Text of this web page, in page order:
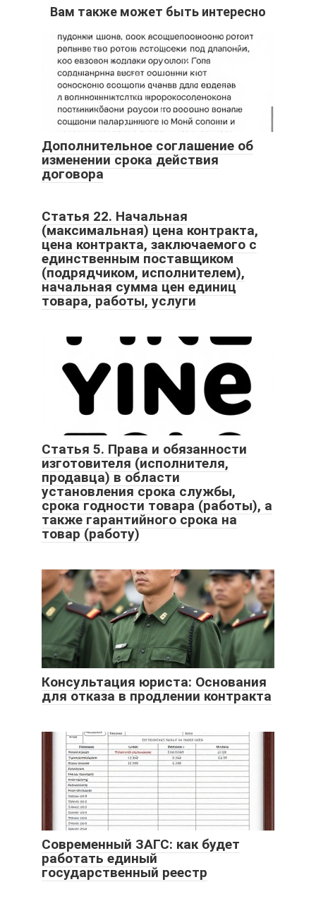
Вам также может быть интересно
Дополнительное соглашение об
изменении срока действия
договора
Статья 22. Начальная
(максимальная) цена контракта,
цена контракта, заключаемого с
единственным поставщиком
(подрядчиком, исполнителем),
начальная сумма цен единиц
товара, работы, услуги
Статья 5. Права и обязанности
изготовителя (исполнителя,
продавца) в области
установления срока службы,
срока годности товара (работы), а
также гарантийного срока на
товар (работу)
Консультация юриста: Основания
для отказа в продлении контракта
Современный ЗАГС: как будет
работать единый
государственный реестр